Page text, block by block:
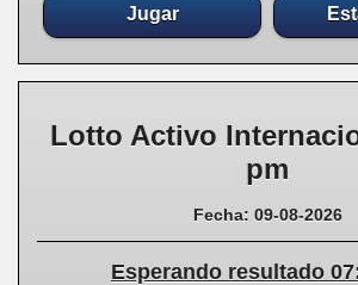
Jugar
Lotto Activo
pm
Fecha: 09-08-2026
Esperando resultado